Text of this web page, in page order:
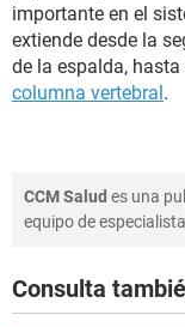
importante en el
extiende desde la
de la espalda, hasta
columna vertebral.
CCM Salud es una
equipo de
Consulta